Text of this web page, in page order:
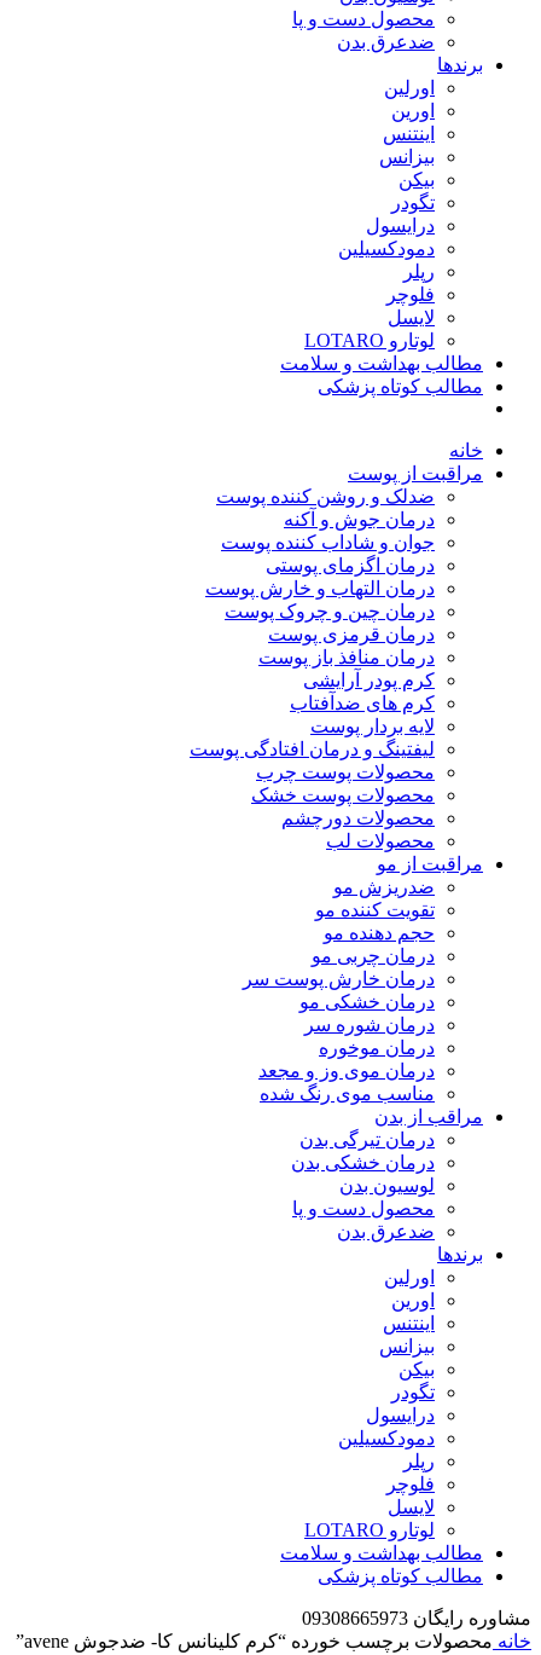
محصول دست و پا
ضدعرق بدن
برندها
اورلین
اورین
اینتنس
بیزانس
بیکن
تگودر
درایسول
دمودکسیلین
رپلر
فلوچر
لایسل
لوتارو LOTARO
مطالب بهداشت و سلامت
مطالب کوتاه پزشکی
خانه
مراقبت از پوست
ضدلک و روشن کننده پوست
درمان جوش و آکنه
جوان و شاداب کننده پوست
درمان اگزمای پوستی
درمان التهاب و خارش پوست
درمان چین و چروک پوست
درمان قرمزی پوست
درمان منافذ باز پوست
کرم پودر آرایشی
کرم های ضدآفتاب
لایه بردار پوست
لیفتینگ و درمان افتادگی پوست
محصولات پوست چرب
محصولات پوست خشک
محصولات دورچشم
محصولات لب
مراقبت از مو
ضدریزش مو
تقویت کننده مو
حجم دهنده مو
درمان چربی مو
درمان خارش پوست سر
درمان خشکی مو
درمان شوره سر
درمان موخوره
درمان موی وز و مجعد
مناسب موی رنگ شده
مراقب از بدن
درمان تیرگی بدن
درمان خشکی بدن
لوسیون بدن
محصول دست و پا
ضدعرق بدن
برندها
اورلین
اورین
اینتنس
بیزانس
بیکن
تگودر
درایسول
دمودکسیلین
رپلر
فلوچر
لایسل
لوتارو LOTARO
مطالب بهداشت و سلامت
مطالب کوتاه پزشکی
مشاوره رایگان 09308665973
خانه محصولات برچسب خورده “کرم کلینانس کا- ضدجوش avene”